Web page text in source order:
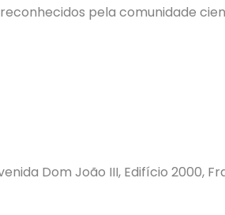
pela comunidade
Dom João III, Edifício 2000,